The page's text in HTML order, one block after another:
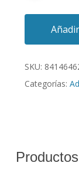
SKU:
Categorías: